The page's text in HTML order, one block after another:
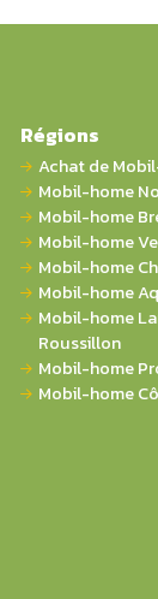
Régions
Achat de
Mobil-home
Mobil-home
Mobil-home
Mobil-home
Mobil-home
Mobil-home
Roussillon
Mobil-home
Mobil-home